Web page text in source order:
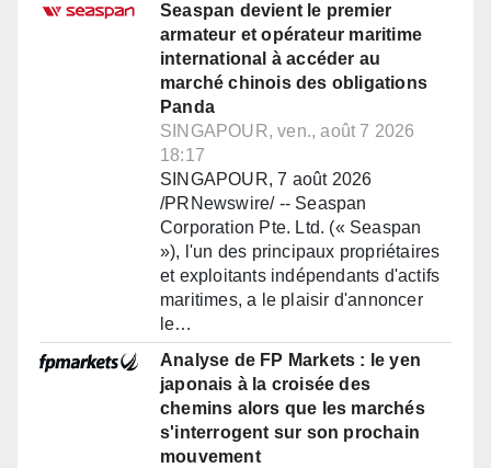
Seaspan devient le premier
armateur et opérateur maritime
international à accéder au
marché chinois des obligations
Panda
SINGAPOUR, ven., août 7 2026
18:17
SINGAPOUR, 7 août 2026
/PRNewswire/ -- Seaspan
Corporation Pte. Ltd. (« Seaspan
»), l'un des principaux propriétaires
et exploitants indépendants d'actifs
maritimes, a le plaisir d'annoncer
le…
Analyse de FP Markets : le yen
japonais à la croisée des
chemins alors que les marchés
s'interrogent sur son prochain
mouvement